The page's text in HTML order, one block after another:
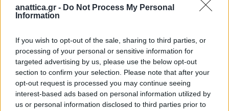
anattica.gr - Do Not Process My Personal
Information
If you wish to opt-out of the sale, sharing to third parties, or
processing of your personal or sensitive information for
targeted advertising by us, please use the below opt-out
section to confirm your selection. Please note that after your
opt-out request is processed you may continue seeing
interest-based ads based on personal information utilized by
us or personal information disclosed to third parties prior to
Αντικείμενο της συνάντησης αποτέλεσαν
χρονίζοντα διμερή ζητήματα των δύο γειτονικών
δημοτών.
Στη συνάντηση επιβεβαιώθηκε η άριστη σχέση
μεταξύ των δύο δημάρχων και η στενή συνεργασία
με νόμο γνώμονα την ανάπτυξη των τοπικών